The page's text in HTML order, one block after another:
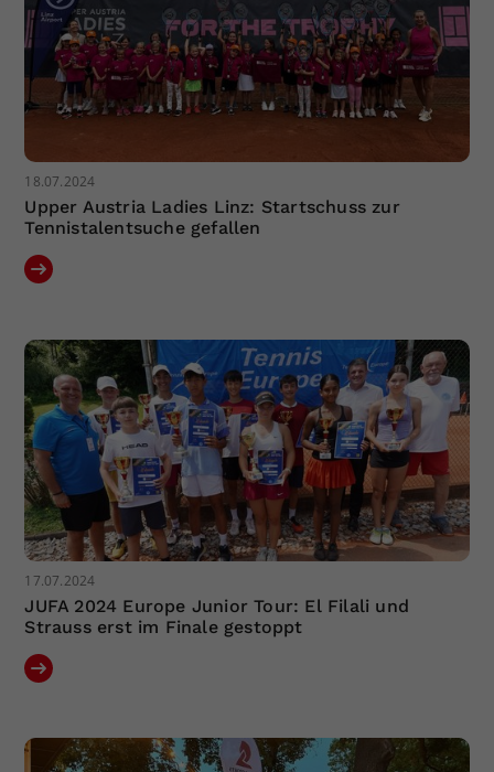
18.07.2024
Upper Austria Ladies Linz: Startschuss zur
Tennistalentsuche gefallen
17.07.2024
JUFA 2024 Europe Junior Tour: El Filali und
Strauss erst im Finale gestoppt